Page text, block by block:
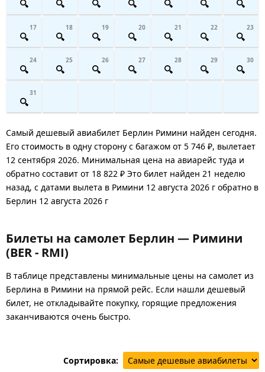
17 18 19 20 21 22 23
24 25 26 27 28 29 30
31
Самый дешевый авиабилет Берлин Римини найден сегодня.
Его стоимость в одну сторону с багажом от 5 746 ₽, вылетает
12 сентября 2026. Минимальная цена на авиарейс туда и
обратно составит от 18 822 ₽ Это билет найден 21 неделю
назад, с датами вылета в Римини 12 августа 2026 г обратно в
Берлин 12 августа 2026 г
Билеты на самолет Берлин — Римини
(BER - RMI)
В таблице представлены минимальные цены на самолет из
Берлина в Римини на прямой рейс. Если нашли дешевый
билет, не откладывайте покупку, горящие предложения
заканчиваются очень быстро.
Сортировка: